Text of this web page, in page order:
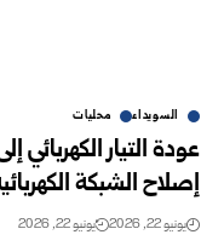
السويداء محليات
عودة التيار الكهربائي
إصلاح الشبكة
يونيو 22, 2026 يونيو 22, 2026